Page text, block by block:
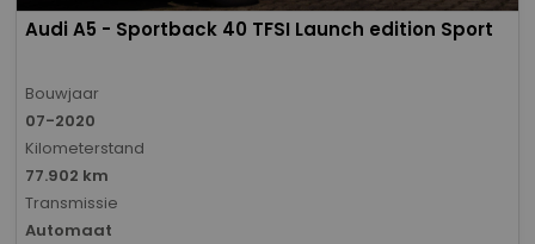
Audi A5 - Sportback 40 TFSI Launch edition Sport
Bouwjaar
07-2020
Kilometerstand
77.902 km
Transmissie
Automaat